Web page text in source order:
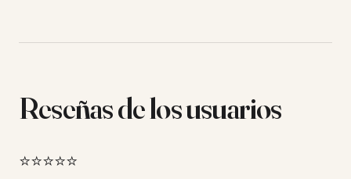
Reseñas de los usuarios
⭐⭐⭐⭐⭐